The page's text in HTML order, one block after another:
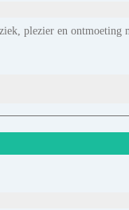
plezier en ontmoeting